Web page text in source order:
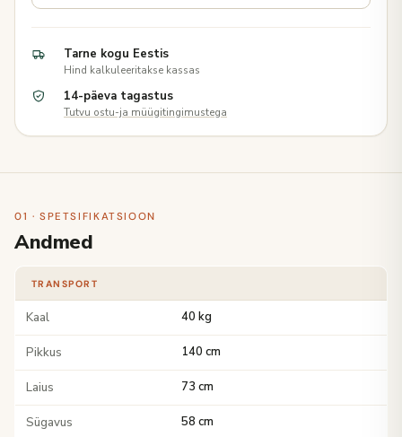
Tarne kogu Eestis
Hind kalkuleeritakse kassas
14-päeva tagastus
Tutvu ostu-ja müügitingimustega
01 · SPETSIFIKATSIOON
Andmed
TRANSPORT
Kaal 40 kg
Pikkus 140 cm
Laius 73 cm
Sügavus 58 cm